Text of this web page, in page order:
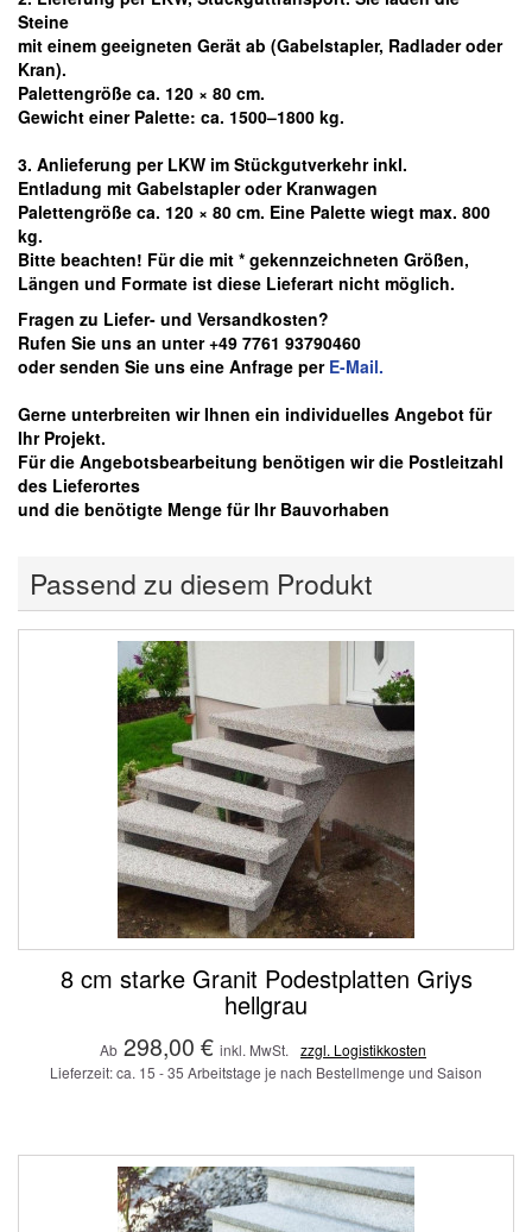
Steine
mit einem geeigneten Gerät ab (Gabelstapler, Radlader oder
Kran).
Palettengröße ca. 120 × 80 cm.
Gewicht einer Palette: ca. 1500–1800 kg.
3. Anlieferung per LKW im Stückgutverkehr inkl.
Entladung mit Gabelstapler oder Kranwagen
Palettengröße ca. 120 × 80 cm. Eine Palette wiegt max. 800
kg.
Bitte beachten! Für die mit * gekennzeichneten Größen,
Längen und Formate ist diese Lieferart nicht möglich.
Fragen zu Liefer- und Versandkosten?
Rufen Sie uns an unter +49 7761 93790460
oder senden Sie uns eine Anfrage per E-Mail.
Gerne unterbreiten wir Ihnen ein individuelles Angebot für
Ihr Projekt.
Für die Angebotsbearbeitung benötigen wir die Postleitzahl
des Lieferortes
und die benötigte Menge für Ihr Bauvorhaben
Passend zu diesem Produkt
8 cm starke Granit Podestplatten Griys
hellgrau
Ab 298,00 € inkl. MwSt.
zzgl. Logistikkosten
Lieferzeit: ca. 15 - 35 Arbeitstage je nach Bestellmenge und Saison